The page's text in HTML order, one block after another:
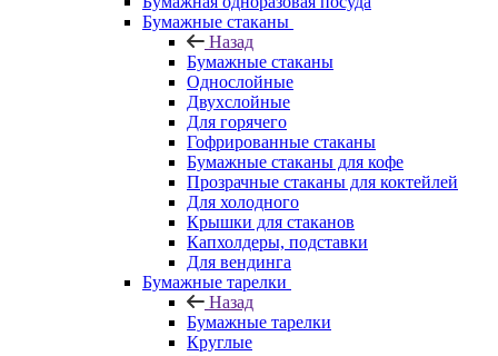
Бумажные стаканы
Назад
Бумажные стаканы
Однослойные
Двухслойные
Для горячего
Гофрированные стаканы
Бумажные стаканы для кофе
Прозрачные стаканы для коктейлей
Для холодного
Крышки для стаканов
Капхолдеры, подставки
Для вендинга
Бумажные тарелки
Назад
Бумажные тарелки
Круглые